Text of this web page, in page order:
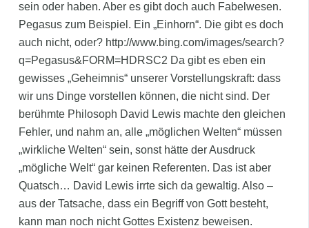
sein oder haben. Aber es gibt doch auch Fabelwesen.
Pegasus zum Beispiel. Ein „Einhorn“. Die gibt es doch
auch nicht, oder? http://www.bing.com/images/search?
q=Pegasus&FORM=HDRSC2 Da gibt es eben ein
gewisses „Geheimnis“ unserer Vorstellungskraft: dass
wir uns Dinge vorstellen können, die nicht sind. Der
berühmte Philosoph David Lewis machte den gleichen
Fehler, und nahm an, alle „möglichen Welten“ müssen
„wirkliche Welten“ sein, sonst hätte der Ausdruck
„mögliche Welt“ gar keinen Referenten. Das ist aber
Quatsch… David Lewis irrte sich da gewaltig. Also –
aus der Tatsache, dass ein Begriff von Gott besteht,
kann man noch nicht Gottes Existenz beweisen.